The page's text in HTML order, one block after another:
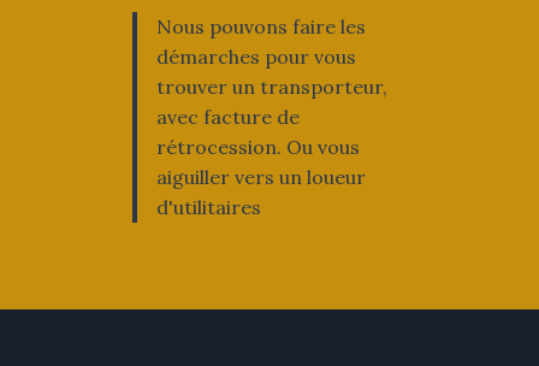
Nous pouvons faire les
démarches pour vous
trouver un transporteur,
avec facture de
rétrocession. Ou vous
aiguiller vers un loueur
d'utilitaires